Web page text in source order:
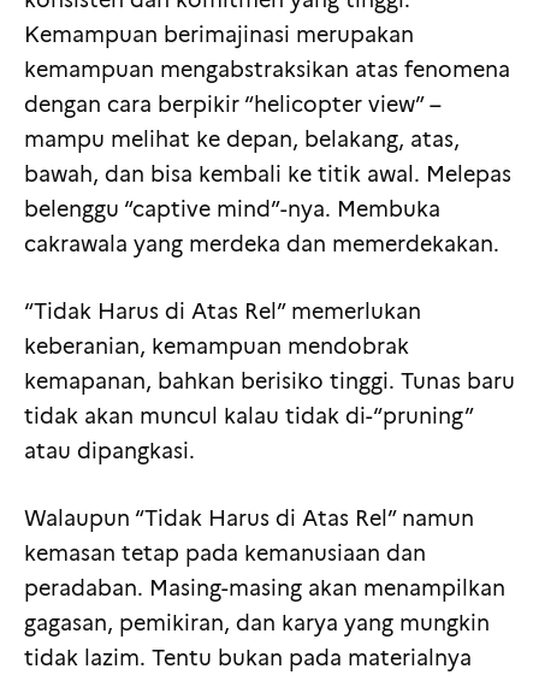
Kemampuan berimajinasi merupakan
kemampuan mengabstraksikan atas fenomena
dengan cara berpikir “helicopter view” –
mampu melihat ke depan, belakang, atas,
bawah, dan bisa kembali ke titik awal. Melepas
belenggu “captive mind”-nya. Membuka
cakrawala yang merdeka dan memerdekakan.
“Tidak Harus di Atas Rel” memerlukan
keberanian, kemampuan mendobrak
kemapanan, bahkan berisiko tinggi. Tunas baru
tidak akan muncul kalau tidak di-“pruning”
atau dipangkasi.
Walaupun “Tidak Harus di Atas Rel” namun
kemasan tetap pada kemanusiaan dan
peradaban. Masing-masing akan menampilkan
gagasan, pemikiran, dan karya yang mungkin
tidak lazim. Tentu bukan pada materialnya